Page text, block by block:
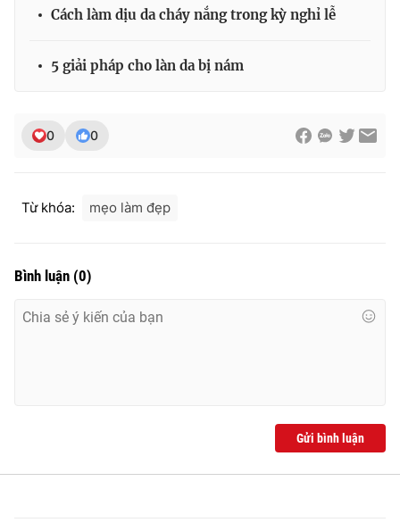
Cách làm dịu da cháy nắng trong kỳ nghỉ lễ
5 giải pháp cho làn da bị nám
0 0
Từ khóa: mẹo làm đẹp
Bình luận (0)
Gửi bình luận